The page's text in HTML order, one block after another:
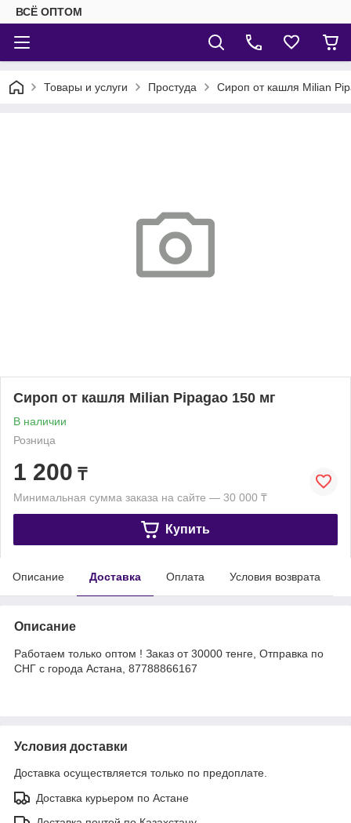
ВСЁ ОПТОМ
Товары и услуги Простуда Сироп от кашля Milian
Сироп от кашля Milian Pipagao 150 мг
В наличии
Розница
1 200 ₸
Минимальная сумма заказа на сайте — 30 000 ₸
Купить
Описание Доставка Оплата Условия возврата
Описание
Работаем только оптом ! Заказ от 30000 тенге, Отправка по
СНГ с города Астана, 87788866167
Условия доставки
Доставка осуществляется только по предоплате.
Доставка курьером по Астане